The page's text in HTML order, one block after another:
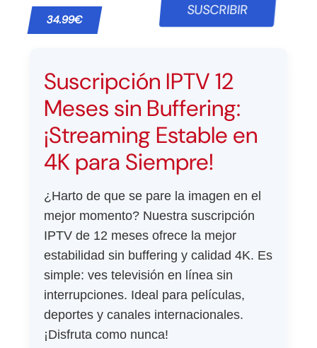
34.99€
SUSCRIBIR
Suscripción IPTV 12
Meses sin Buffering:
¡Streaming Estable en
4K para Siempre!
¿Harto de que se pare la imagen en el
mejor momento? Nuestra suscripción
IPTV de 12 meses ofrece la mejor
estabilidad sin buffering y calidad 4K. Es
simple: ves televisión en línea sin
interrupciones. Ideal para películas,
deportes y canales internacionales.
¡Disfruta como nunca!